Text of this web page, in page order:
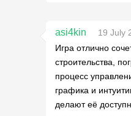
asi4kin
19 July
Игра отлично
строительства,
процесс
графика и
делают её